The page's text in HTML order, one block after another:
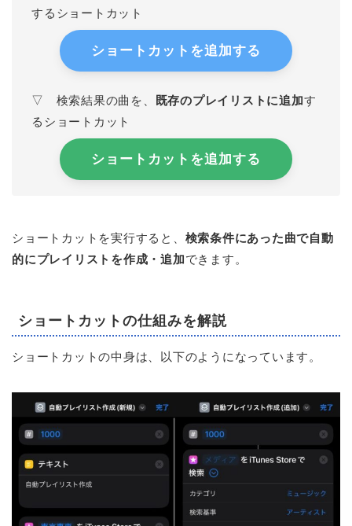
するショートカット
ショートカットを追加する
▽ 検索結果の曲を、 既存のプレイリストに追加す
るショートカット
ショートカットを追加する
ショートカットを実行すると、 検索条件にあった曲で自動
的にプレイリストを作成・追加できます。
ショートカットの仕組みを解説
ショートカットの中身は、以下のようになっています。